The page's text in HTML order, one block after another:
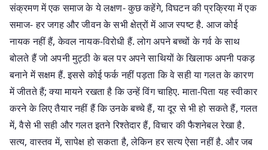
संक्रमण में एक समाज के ये लक्षण- कुछ कहेंगे, विघटन की प्रक्रिया में एक
समाज- हर जगह और जीवन के सभी क्षेत्रों में आज स्पष्ट है. आज कोई
नायक नहीं हैं, केवल नायक-विरोधी हैं. लोग अपने बच्चों के गर्व के साथ
बोलते हैं जो अपनी मुट्ठी के बल पर अपने साथियों के खिलाफ अपनी पकड़
बनाने में सक्षम हैं. इससे कोई फर्क नहीं पड़ता कि वे सही या गलत के कारण
में जीतते हैं; क्या मायने रखता है कि उन्हें विंग चाहिए. माता-पिता यह स्वीकार
करने के लिए तैयार नहीं हैं कि उनके बच्चे हैं, या दूर से भी हो सकते हैं, गलत
में, वैसे भी सही और गलत इतने रिश्तेदार हैं, विचार की फैशनेबल रेखा है.
सत्य, वास्तव में, सापेक्ष हो सकता है, लेकिन हर सत्य ऐसा नहीं है. और जब